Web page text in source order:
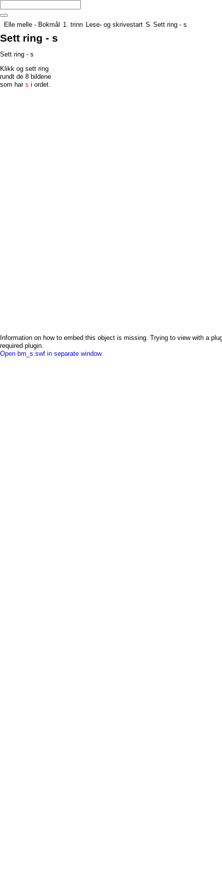
Elle melle - Bokmål 1. trinn Lese- og skrivestart S Sett ring - s
Sett ring - s
Sett ring - s
Klikk og sett ring
rundt de 8 bildene
som har s i ordet.
Information on how to embed this object is missing. Trying to view with a
required plugin.
Open bm_s.swf in separate window.